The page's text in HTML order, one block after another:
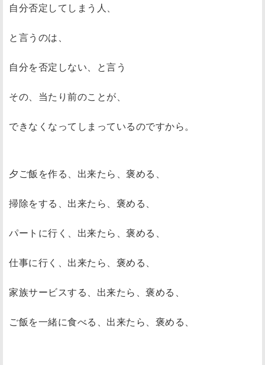
自分否定してしまう人、
と言うのは、
自分を否定しない、と言う
その、当たり前のことが、
できなくなってしまっているのですから。
夕ご飯を作る、出来たら、褒める、
掃除をする、出来たら、褒める、
パートに行く、出来たら、褒める、
仕事に行く、出来たら、褒める、
家族サービスする、出来たら、褒める、
ご飯を一緒に食べる、出来たら、褒める、